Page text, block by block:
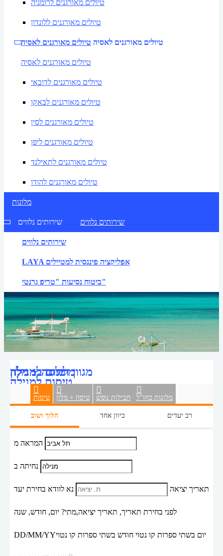
טיולים מאורגנים לרומניה
טיולים מאורגנים ללונדון
טיולים מאורגנים לאסיה טיולים מאורגנים לאסיה
טיולים מאורגנים לאסיה
טיולים מאורגנים לדובאי
טיולים מאורגנים לבאקו
טיולים מאורגנים לסין
טיולים מאורגנים ליפן
טיולים מאורגנים לתאילנד
טיולים מאורגנים להודו
מלונות
שירותים נלווים שירותים נלווים
שירותים נלווים
LAYA אפליקציה פיננסית למטיילים
ביטוח נסיעות "טריפ גרנטי"
טיסות טיסה + מלון חבילות נופש מלונות בחו"ל
טיסות למנילה
הלוך ושוב כיוון אחד רב יעדים
המראה מ
נחיתה ב
תאריך יציאה נא לוודא בחירת יעד
לפני בחירת תאריך, תאריך יציאה,מתי? יום, חודש, שנה
DD/MM/YYיום בשתי ספרות קו נטוי חודש בשתי ספרות קו נטוי
טיסה + מלון
מגוון דילים למנילה
מלונות במנילה